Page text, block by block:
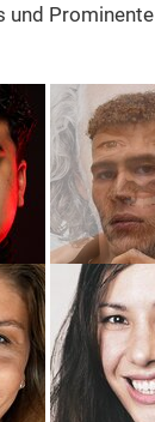
und Prominente